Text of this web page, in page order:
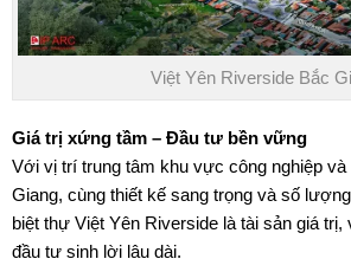
Việt Yên Riverside Bắc
Giá trị xứng tầm – Đầu tư bền vững
Với vị trí trung tâm khu vực công nghiệp
Giang, cùng thiết kế sang trọng và số
biệt thự Việt Yên Riverside là tài sản giá
đầu tư sinh lời lâu dài.